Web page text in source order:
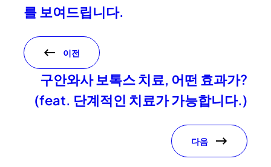
를 보여드립니다.
이전
구안와사 보톡스 치료, 어떤 효과가?
(feat. 단계적인 치료가 가능합니다.)
다음